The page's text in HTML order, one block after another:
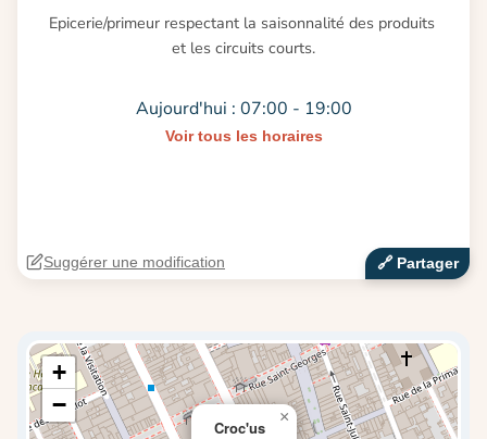
Epicerie/primeur respectant la saisonnalité des produits
et les circuits courts.
Aujourd'hui : 07:00 - 19:00
Voir tous les horaires
🔗‍️ Partager
Suggérer une modification
Croc'us
×
+
−